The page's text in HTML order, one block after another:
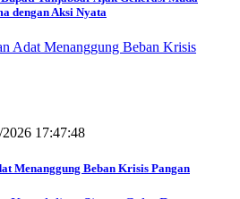
dengan Aksi Nyata
17:47:48
Menanggung Beban Krisis Pangan